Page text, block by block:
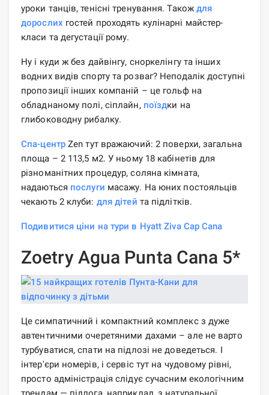
уроки танців, тенісні тренування. Також для
дорослих гостей проходять кулінарні майстер-
класи та дегустації рому.
Ну і куди ж без дайвінгу, сноркелінгу та інших
водних видів спорту та розваг? Неподалік доступні
пропозиції інших компаній – це гольф на
обладнаному полі, сіплайн, поїздки на
глибоководну рибалку.
Спа-центрZen тут вражаючий: 2 поверхи, загальна
площа – 2 113,5 м2. У ньому 18 кабінетів для
різноманітних процедур, соляна кімната,
надаються послуги масажу. На юних постояльців
чекають 2 клуби: для дітей та підлітків.
Подивитися ціни на тури в Hyatt Ziva Cap Cana
Zoetry Agua Punta Cana 5*
Це симпатичний і компактний комплекс з дуже
автентичними очеретяними дахами – але не варто
турбуватися, спати на підлозі не доведеться. І
інтер'єри номерів, і сервіс тут на чудовому рівні,
просто адміністрація слідує сучасним екологічним